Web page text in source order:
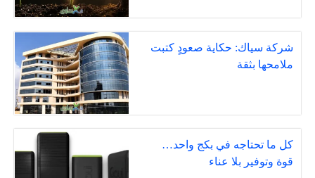
شركة سياك: حكاية صعودٍ كتبت
ملامحها بثقة
كل ما تحتاجه في بكج واحد…
قوة وتوفير بلا عناء